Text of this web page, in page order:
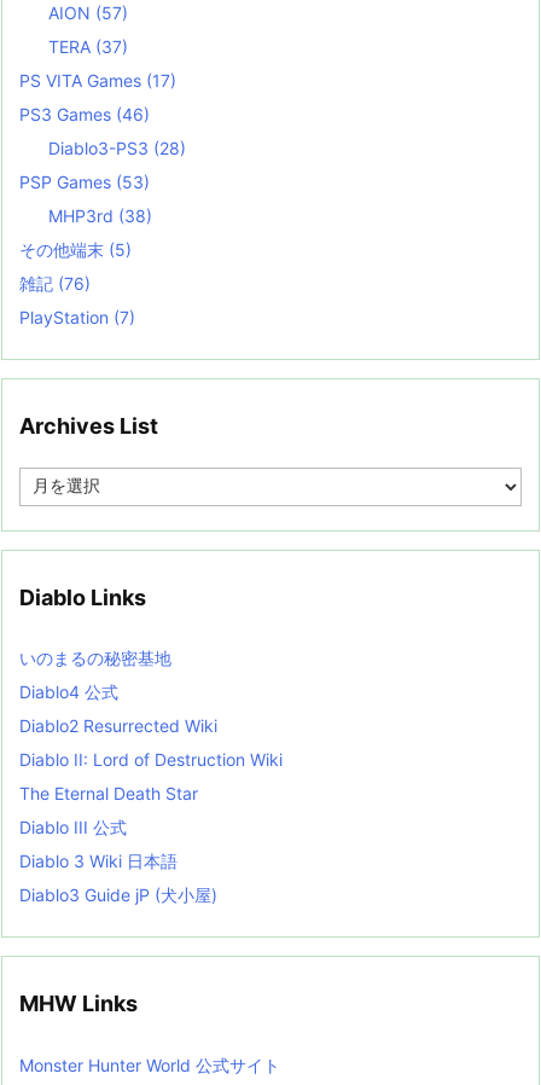
AION (57)
TERA (37)
PS VITA Games (17)
PS3 Games (46)
Diablo3-PS3 (28)
PSP Games (53)
MHP3rd (38)
その他端末 (5)
雑記 (76)
PlayStation (7)
Archives List
e
i
s
t
Diablo Links
いのまるの秘密基地
Diablo4 公式
Diablo2 Resurrected Wiki
Diablo II: Lord of Destruction Wiki
The Eternal Death Star
Diablo III 公式
Diablo 3 Wiki 日本語
Diablo3 Guide jP (犬小屋)
MHW Links
Monster Hunter World 公式サイト